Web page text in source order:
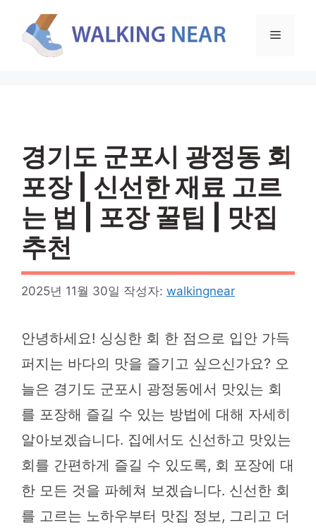
메
경기도 군포시 광정동 회
포장 | 신선한 재료 고르
는 법 | 포장 꿀팁 | 맛집
추천
2025년 11월 30일 작성자: walkingnear
안녕하세요! 싱싱한 회 한 점으로 입안 가득
퍼지는 바다의 맛을 즐기고 싶으신가요? 오
늘은 경기도 군포시 광정동에서 맛있는 회
를 포장해 즐길 수 있는 방법에 대해 자세히
알아보겠습니다. 집에서도 신선하고 맛있는
회를 간편하게 즐길 수 있도록, 회 포장에 대
한 모든 것을 파헤쳐 보겠습니다. 신선한 회
를 고르는 노하우부터 맛집 정보, 그리고 더